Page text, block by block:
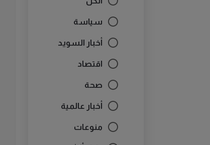
سياسة
أخبار السويد
اقتصاد
صحة
أخبار عالمية
منوعات